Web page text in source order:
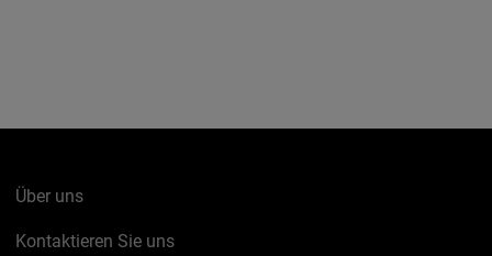
Über uns
Kontaktieren Sie uns